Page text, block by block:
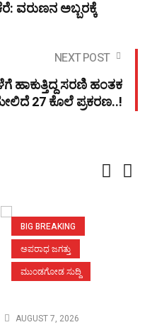
ವರುಣನ ಅಬ್ಬರಕ್ಕೆ
NEXT POST
ಸರಣಿ ಹಂತಕ
27 ಕೊಲೆ ಪ್ರಕರಣ..!
BIG BREAKING
ಅಪರಾಧ ಜಗತ್ತು
ಮುಂಡಗೋಡ ಸುದ್ದಿ
AUGUST 7, 2026